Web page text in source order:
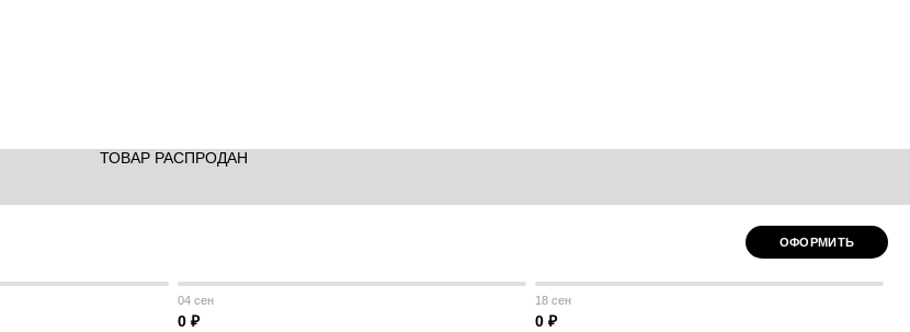
ТОВАР РАСПРОДАН
ОФОРМИТЬ
04 сен
0 ₽
18 сен
0 ₽